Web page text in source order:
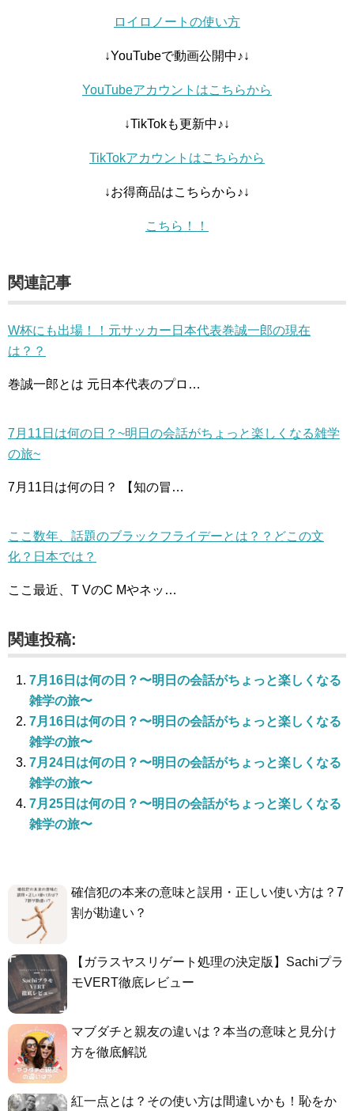
ロイロノートの使い方
↓YouTubeで動画公開中♪↓
YouTubeアカウントはこちらから
↓TikTokも更新中♪↓
TikTokアカウントはこちらから
↓お得商品はこちらから♪↓
こちら！！
関連記事
W杯にも出場！！元サッカー日本代表巻誠一郎の現在
は？？
巻誠一郎とは 元日本代表のプロ…
7月11日は何の日？~明日の会話がちょっと楽しくなる雑学
の旅~
7月11日は何の日？ 【知の冒…
ここ数年、話題のブラックフライデーとは？？どこの文
化？日本では？
ここ最近、T VのC Mやネッ…
関連投稿:
7月16日は何の日？〜明日の会話がちょっと楽しくなる
雑学の旅〜
7月16日は何の日？〜明日の会話がちょっと楽しくなる
雑学の旅〜
7月24日は何の日？〜明日の会話がちょっと楽しくなる
雑学の旅〜
7月25日は何の日？〜明日の会話がちょっと楽しくなる
雑学の旅〜
確信犯の本来の意味と誤用・正しい使い方は？7
割が勘違い？
【ガラスヤスリゲート処理の決定版】Sachiプラ
モVERT徹底レビュー
マブダチと親友の違いは？本当の意味と見分け
方を徹底解説
紅一点とは？その使い方は間違いかも！恥をか